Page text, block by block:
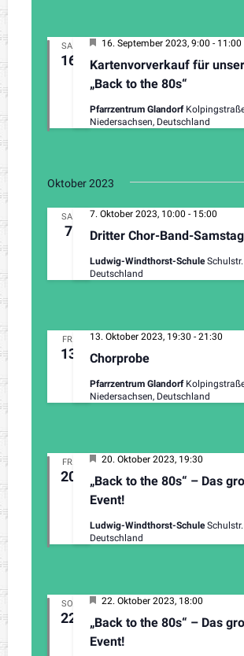
SA.
16
Kartenvorverkauf für
„Back to the 80s“
H
r
v
o
r
g
e
e
16. September 2023, 9:00 - 11:00
Pfarrzentrum Glandorf
Niedersachsen, Deutschland
Oktober 2023
SA.
7 Dritter Chor-Band-Samstag
7. Oktober 2023, 10:00 - 15:00
Ludwig-Windthorst-Schule
Deutschland
FR.
13 Chorprobe
13. Oktober 2023, 19:30 - 21:30
Pfarrzentrum Glandorf
Niedersachsen, Deutschland
FR.
20
„Back to the 80s“ – Das
Event!
H
r
v
r
g
e
e
20. Oktober 2023, 19:30
Ludwig-Windthorst-Schule
Deutschland
SO.
22
„Back to the 80s“ – Das
Event!
H
r
v
22. Oktober 2023, 18:00